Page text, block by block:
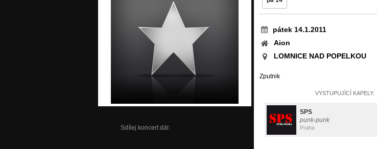
Sdílej koncert dál:
pátek 14.1.2011
Aion
LOMNICE NAD POPELKOU
Zputnik
VYSTUPUJÍCÍ KAPELY:
SPS
punk-punk
Praha